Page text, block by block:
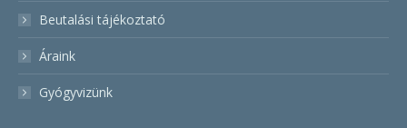
Beutalási tájékoztató
Áraink
Gyógyvizünk